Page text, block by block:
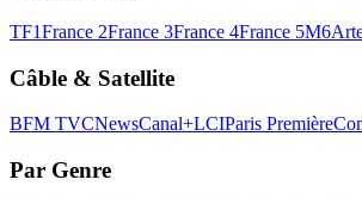
TF1France 2France 3France 4France 5M6
Câble & Satellite
BFM TVCNewsCanal+LCIParis Première
Par Genre